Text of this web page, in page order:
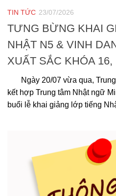
TIN TỨC 23/07/2026
TƯNG BỪNG KHAI
NHẬT N5 & VINH
XUẤT SẮC KHÓA 16,
Ngày 20/07 vừa qua, Trung
kết hợp Trung tâm Nhật ngữ
buổi lễ khai giảng lớp tiếng